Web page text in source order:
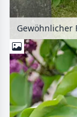
Gewöhnlicher